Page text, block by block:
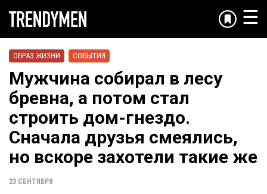
☰
ОБРАЗ ЖИЗНИ СОБЫТИЯ
Мужчина собирал в лесу
бревна, а потом стал
строить дом-гнездо.
Сначала друзья смеялись,
но вскоре захотели такие же
23 СЕНТЯБРЯ